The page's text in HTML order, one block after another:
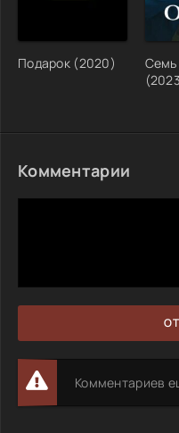
Подарок (2020)
Семь
Комментарии
Комментариев